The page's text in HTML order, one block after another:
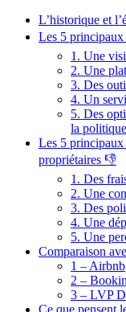
L’historique et
Les 5 principaux
1. Une
2. Une
3. Des
4. Un
5. Des
la
Les 5
propriétaires 👎
1. Des
2. Une
3. Des
4. Une
5. Une
Comparaison
1 – Airbnb
2 –
3 – LVP
Ce que pensent